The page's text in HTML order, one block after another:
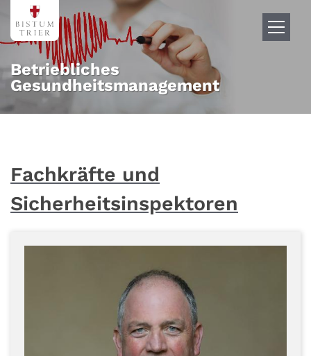
Zum Inhalt springen
Betriebliches
Gesundheitsmanagement
Fachkräfte und
Sicherheitsinspektoren